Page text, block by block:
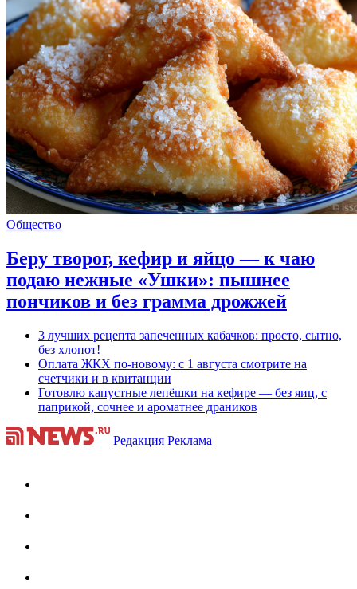
Общество
Беру творог, кефир и яйцо — к чаю
подаю нежные «Ушки»: пышнее
пончиков и без грамма дрожжей
3 лучших рецепта запеченных кабачков: просто, сытно,
без хлопот!
Оплата ЖКХ по-новому: с 1 августа смотрите на
счетчики и в квитанции
Готовлю капустные лепёшки на кефире — без яиц, с
паприкой, сочнее и ароматнее драников
Редакция Реклама